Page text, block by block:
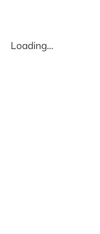
Loading...